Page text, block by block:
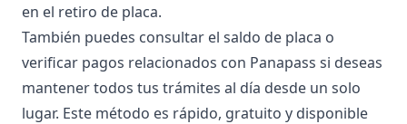
en el retiro de placa.
También puedes consultar el saldo de placa o
verificar pagos relacionados con Panapass si deseas
mantener todos tus trámites al día desde un solo
lugar. Este método es rápido, gratuito y disponible